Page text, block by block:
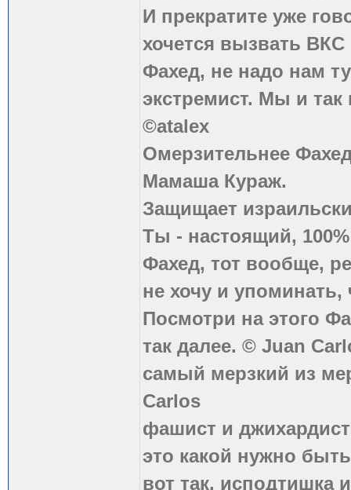
И прекратите уже
хочется вызвать
Фахед, не надо нам
экстремист. Мы и
©atalex
Омерзительнее
Мамаша Кураж.
Защищает
Ты - настоящий,
Фахед, тот вообще,
не хочу и
Посмотри на этого
так далее. © Juan
самый мерзкий из
Carlos
фашист и
это какой нужно
вот так, исподтишка